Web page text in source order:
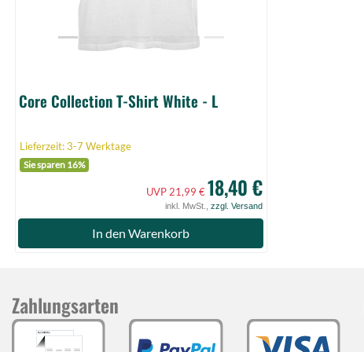
Core Collection T-Shirt White - L
Lieferzeit: 3-7 Werktage
Sie sparen 16%
UVP 21,99 €18,40 €
inkl. MwSt., zzgl. Versand
In den Warenkorb
Zahlungsarten